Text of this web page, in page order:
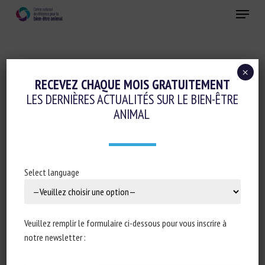
Menu
Génétique
Initiatives en faveur du bien-être animal
BREEDING
Type de document : Communiqué de presse de la
RECEVEZ CHAQUE MOIS GRATUITEMENT
LES DERNIÈRES ACTUALITÉS SUR LE BIEN-ÊTRE
ANIMAL
Select language
Veuillez remplir le formulaire ci-dessous pour vous inscrire à
notre newsletter :
×